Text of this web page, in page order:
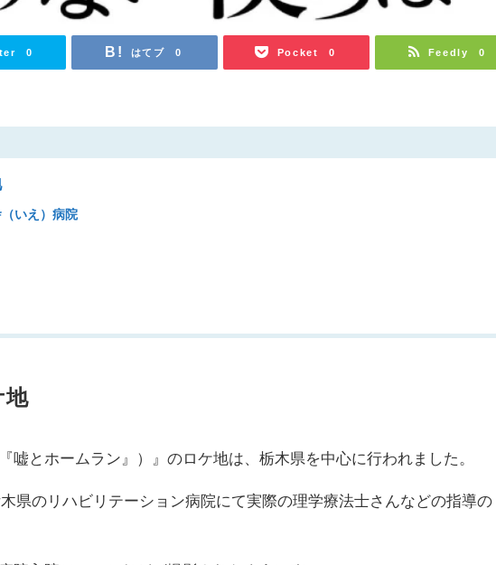
0 はてブ 0 Pocket 0 Feedly 0
いえ）病院
地
嘘とホームラン』）』のロケ地は、栃木県を中心に行われました。
県のリハビリテーション病院にて実際の理学療法士さんなどの指導の